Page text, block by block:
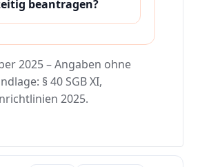
beantragen?
2025 – Angaben ohne
§ 40 SGB XI,
2025.